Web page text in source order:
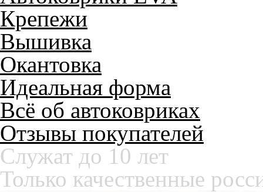
Крепежи
Вышивка
Окантовка
Идеальная форма
Всё об автоковриках
Отзывы покупателей
Служат до 10 лет
Только качественные